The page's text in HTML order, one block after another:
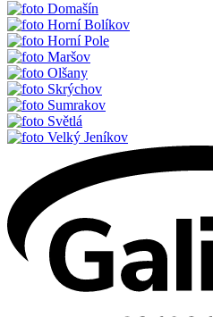
Domašín
Horní Bolíkov
Horní Pole
Maršov
Olšany
Skrýchov
Sumrakov
Světlá
Velký Jeníkov